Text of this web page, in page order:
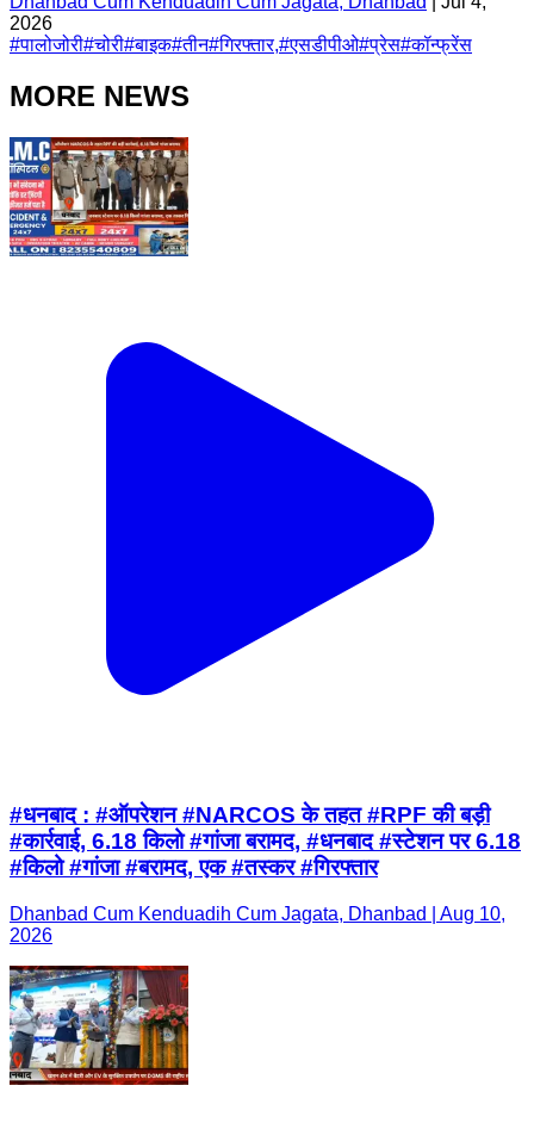
2026
#पालोजोरी#चोरी#बाइक#तीन#गिरफ्तार,#एसडीपीओ#प्रेस#कॉन्फ्रेंस
MORE NEWS
#धनबाद : #ऑपरेशन #NARCOS के तहत #RPF की बड़ी
#कार्रवाई, 6.18 किलो #गांजा बरामद, #धनबाद #स्टेशन पर 6.18
#किलो #गांजा #बरामद, एक #तस्कर #गिरफ्तार
Dhanbad Cum Kenduadih Cum Jagata, Dhanbad | Aug 10,
2026